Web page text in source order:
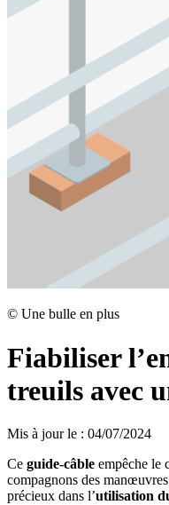
© Une bulle en plus
Fiabiliser
treuils avec
Mis à jour le : 04/07/2024
Ce guide-câble empêche le
compagnons des
précieux dans l’utilisation